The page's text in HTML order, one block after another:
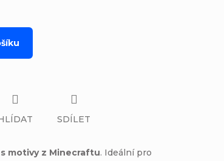
motivy z Minecraftu. Ideální pro
SDÍLET